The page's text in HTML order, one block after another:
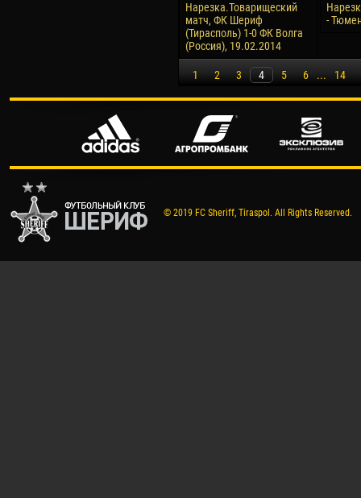
Нарезка.Товарищеский
матч, ФК Шериф
(Тирасполь) 1-0 ФК Волга
(Россия), 19.02.2014
-
1 2 3 4 5 6 ... 14
© 2019 FC Sheriff, Tiraspol. All Rights Reserved.